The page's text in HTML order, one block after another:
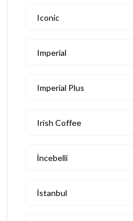
Iconic
Imperial
Imperial Plus
Irish Coffee
İncebelli
İstanbul